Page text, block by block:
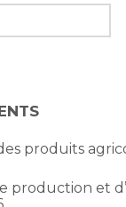
produits
production et